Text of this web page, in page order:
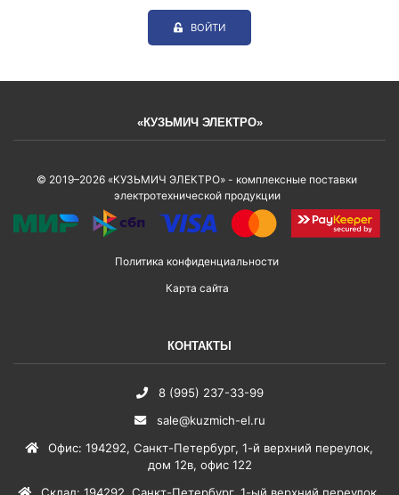
ВОЙТИ
«КУЗЬМИЧ ЭЛЕКТРО»
© 2019–2026 «КУЗЬМИЧ ЭЛЕКТРО» - комплексные поставки
электротехнической продукции
Политика конфиденциальности
Карта сайта
КОНТАКТЫ
8 (995) 237-33-99
sale@kuzmich-el.ru
Офис: 194292, Санкт-Петербург, 1-й верхний переулок,
дом 12в, офис 122